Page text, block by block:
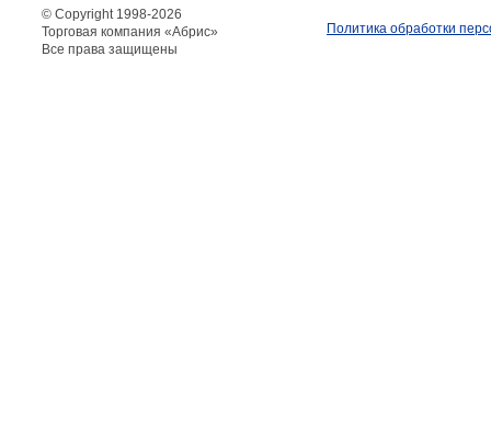
© Copyright 1998-2026
Торговая компания «Абрис»
Все права защищены
Политика обработки